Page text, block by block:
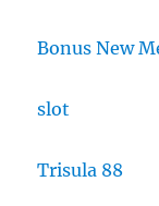
Bonus New
slot
Trisula 88